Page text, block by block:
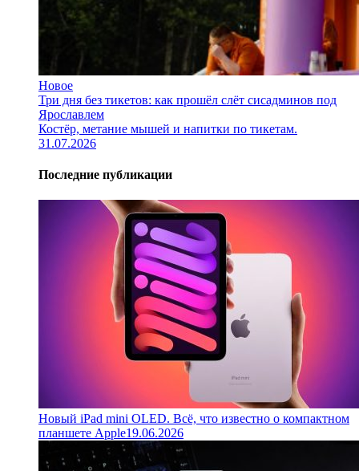
Новое
Три дня без тикетов: как прошёл слёт сисадминов под
Ярославлем
Костёр, метание мышей и напитки по тикетам.
31.07.2026
Последние публикации
Новый iPad mini OLED. Всё, что известно о компактном
планшете Apple19.06.2026